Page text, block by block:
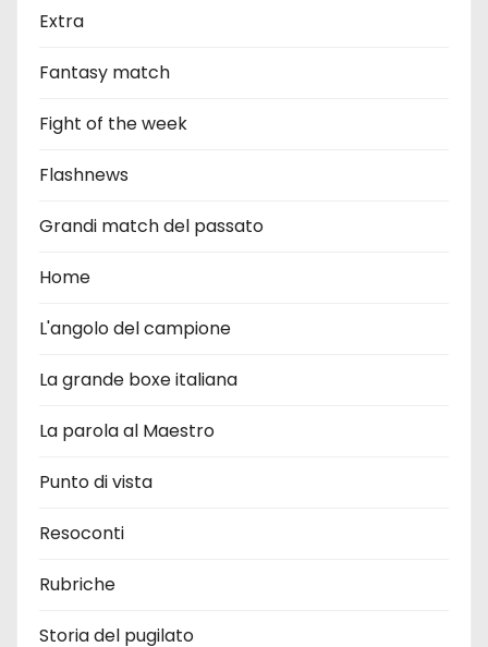
Extra
Fantasy match
Fight of the week
Flashnews
Grandi match del passato
Home
L'angolo del campione
La grande boxe italiana
La parola al Maestro
Punto di vista
Resoconti
Rubriche
Storia del pugilato